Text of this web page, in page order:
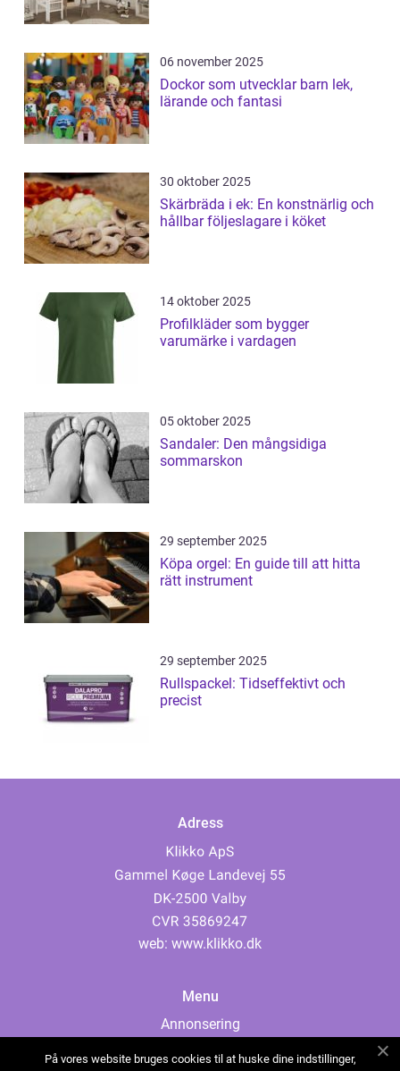
06 november 2025
Dockor som utvecklar barn lek,
lärande och fantasi
30 oktober 2025
Skärbräda i ek: En konstnärlig och
hållbar följeslagare i köket
14 oktober 2025
Profilkläder som bygger
varumärke i vardagen
05 oktober 2025
Sandaler: Den mångsidiga
sommarskon
29 september 2025
Köpa orgel: En guide till att hitta
rätt instrument
29 september 2025
Rullspackel: Tidseffektivt och
precist
Adress
web: www.klikko.dk
Menu
Annonsering
På vores website bruges cookies til at huske dine indstillinger,